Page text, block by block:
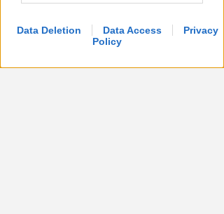
Data Deletion Data Access
Privacy
Policy